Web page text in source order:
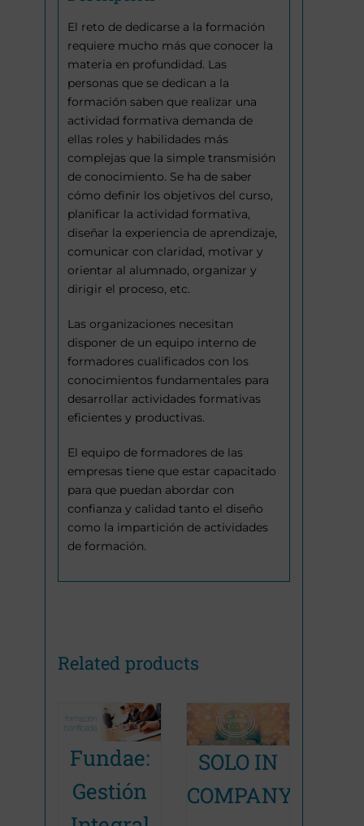
El reto de dedicarse a la formación
requiere mucho más que conocer la
materia en profundidad. Las
personas que se dedican a la
formación saben que realizar una
actividad formativa demanda de
ellas roles y habilidades más
complejas que la simple transmisión
de conocimiento. Se ha de saber
cómo definir los objetivos del curso,
planificar la actividad formativa,
diseñar la experiencia de aprendizaje,
comunicar con claridad, motivar y
orientar al alumnado, organizar y
dirigir el proceso, etc.
Las organizaciones necesitan
disponer de un equipo interno de
formadores cualificados con los
conocimientos fundamentales para
desarrollar actividades formativas
eficientes y productivas.
El equipo de formadores de las
empresas tiene que estar capacitado
para que puedan abordar con
confianza y calidad tanto el diseño
como la impartición de actividades
de formación.
Related products
Fundae:
Gestión
Promoción Terminada
SOLO IN
COMPANY